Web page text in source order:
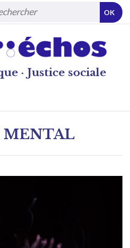
· Justice sociale
OK
MENTAL